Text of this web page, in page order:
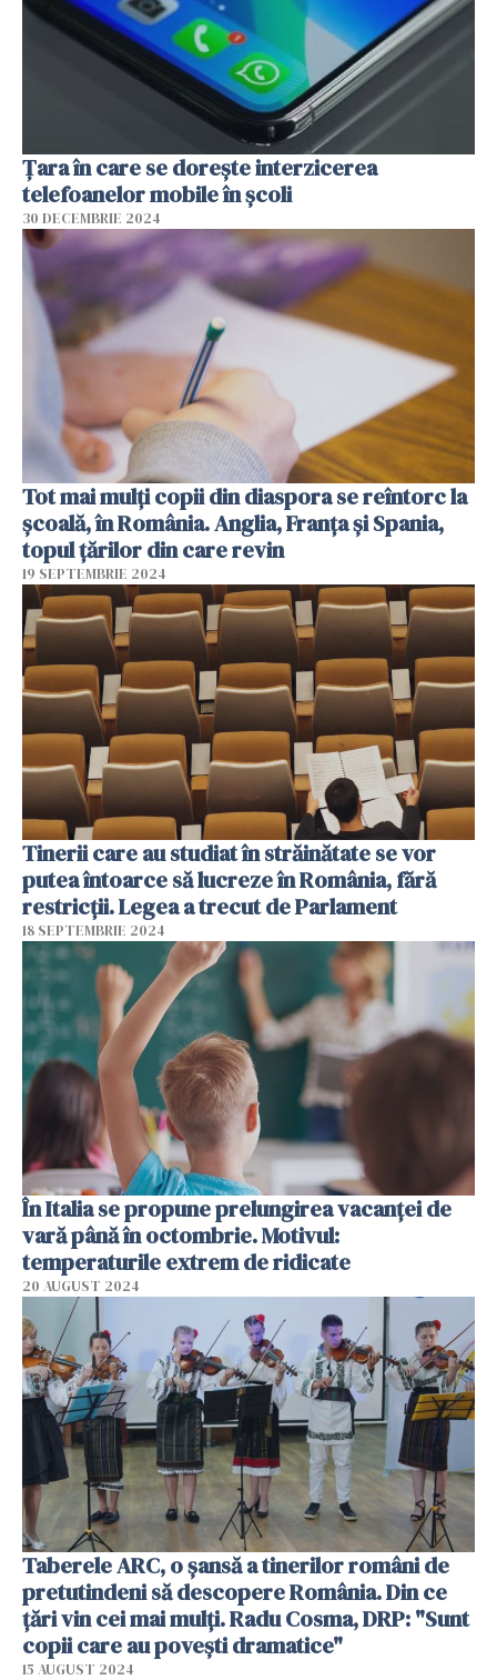
Țara în care se dorește interzicerea
telefoanelor mobile în școli
30 DECEMBRIE 2024
Tot mai mulți copii din diaspora se reîntorc la
școală, în România. Anglia, Franţa şi Spania,
topul țărilor din care revin
19 SEPTEMBRIE 2024
Tinerii care au studiat în străinătate se vor
putea întoarce să lucreze în România, fără
restricții. Legea a trecut de Parlament
18 SEPTEMBRIE 2024
În Italia se propune prelungirea vacanței de
vară până în octombrie. Motivul:
temperaturile extrem de ridicate
20 AUGUST 2024
Taberele ARC, o șansă a tinerilor români de
pretutindeni să descopere România. Din ce
țări vin cei mai mulți. Radu Cosma, DRP: "Sunt
copii care au povești dramatice"
15 AUGUST 2024